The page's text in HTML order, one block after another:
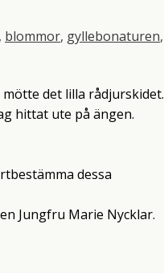
, blommor, gyllebonaturen,
det lilla rådjurskidet.
hittat ute på ängen.
dessa
Jungfru Marie Nycklar.